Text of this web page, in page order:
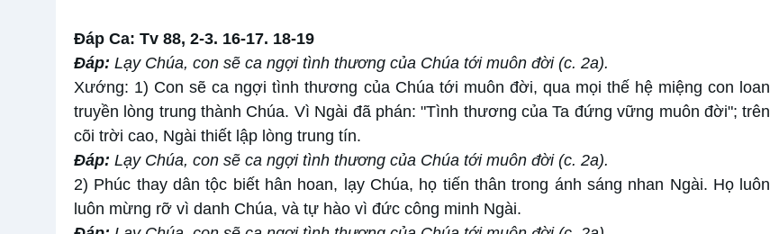
Ðáp Ca: Tv 88, 2-3. 16-17. 18-19
Ðáp: Lạy Chúa, con sẽ ca ngợi tình thương của Chúa tới muôn đời (c. 2a).
Xướng: 1) Con sẽ ca ngợi tình thương của Chúa tới muôn đời, qua mọi thế hệ miệng con loan
truyền lòng trung thành Chúa. Vì Ngài đã phán: "Tình thương của Ta đứng vững muôn đời"; trên
cõi trời cao, Ngài thiết lập lòng trung tín.
Ðáp: Lạy Chúa, con sẽ ca ngợi tình thương của Chúa tới muôn đời (c. 2a).
2) Phúc thay dân tộc biết hân hoan, lạy Chúa, họ tiến thân trong ánh sáng nhan Ngài. Họ luôn
luôn mừng rỡ vì danh Chúa, và tự hào vì đức công minh Ngài.